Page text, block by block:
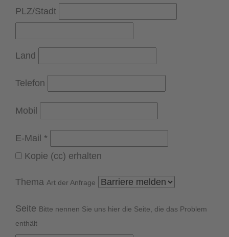
PLZ/Stadt
Land
Telefon
Mobil
E-Mail *
Kopie (cc) erhalten
Thema Art der Anfrage
Seite Bitte nennen Sie uns hier die Seite, die das Problem
enthält